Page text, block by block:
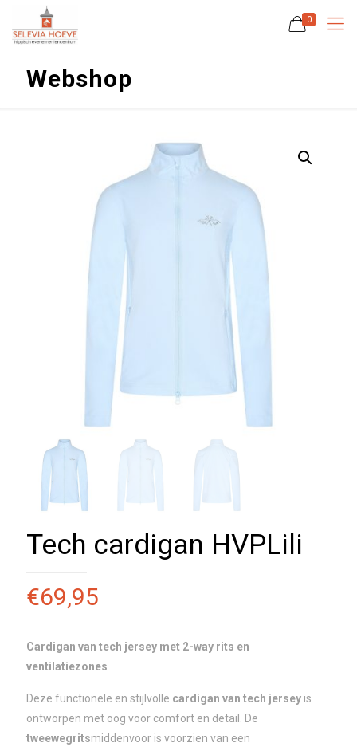
0
Webshop
Tech cardigan HVPLili
€69,95
Cardigan van tech jersey met 2-way rits en
ventilatiezones
Deze functionele en stijlvolle cardigan van tech jersey is
ontworpen met oog voor comfort en detail. De
tweewegritsmiddenvoor is voorzien van een